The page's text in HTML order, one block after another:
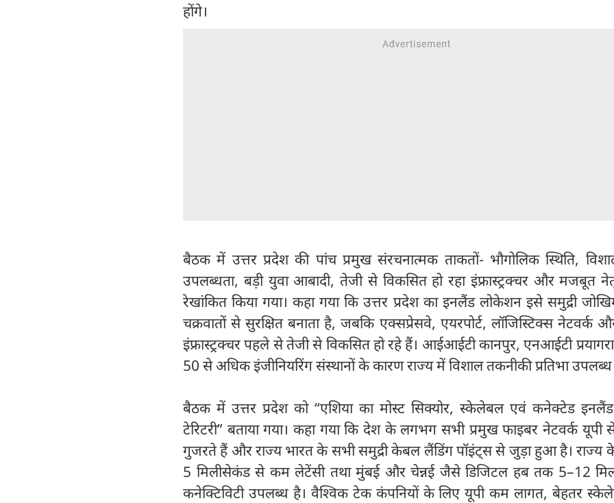
होंगे।
बैठक में उत्तर प्रदेश की पांच प्रमुख संरचनात्मक ताकतों- भौगोलिक स्थिति,
उपलब्धता, बड़ी युवा आबादी, तेजी से विकसित हो रहा इंफ्रास्ट्रक्चर और मजबूत
रेखांकित किया गया। कहा गया कि उत्तर प्रदेश का इनलैंड लोकेशन इसे समुद्री
चक्रवातों से सुरक्षित बनाता है, जबकि एक्सप्रेसवे, एयरपोर्ट, लॉजिस्टिक्स नेटवर्क
इंफ्रास्ट्रक्चर पहले से तेजी से विकसित हो रहे हैं। आईआईटी कानपुर, एनआईटी
50 से अधिक इंजीनियरिंग संस्थानों के कारण राज्य में विशाल तकनीकी प्रतिभा उपलब्ध
बैठक में उत्तर प्रदेश को “एशिया का मोस्ट सिक्योर, स्केलेबल एवं कनेक्टेड
टेरिटरी” बताया गया। कहा गया कि देश के लगभग सभी प्रमुख फाइबर नेटवर्क यूपी
गुजरते हैं और राज्य भारत के सभी समुद्री केबल लैंडिंग पॉइंट्स से जुड़ा हुआ है। राज्य
5 मिलीसेकंड से कम लेटेंसी तथा मुंबई और चेन्नई जैसे डिजिटल हब तक 5–12
कनेक्टिविटी उपलब्ध है। वैश्विक टेक कंपनियों के लिए यूपी कम लागत, बेहतर